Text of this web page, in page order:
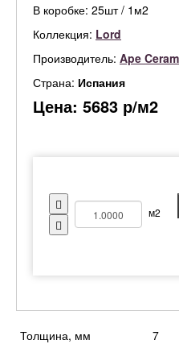
В коробке: 25шт / 1м2
Коллекция: Lord
Производитель: Ape
Страна: Испания
Цена: 5683 р/м2
м2
Толщина, мм
7